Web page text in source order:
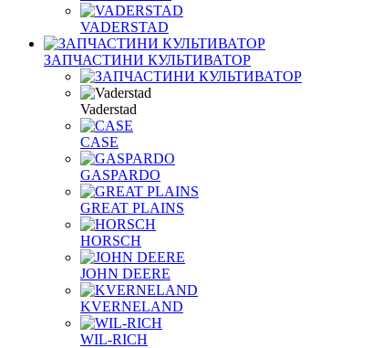
VADERSTAD
ЗАПЧАСТИНИ КУЛЬТИВАТОР
Vaderstad
CASE
GASPARDO
GREAT PLAINS
HORSCH
JOHN DEERE
KVERNELAND
WIL-RICH